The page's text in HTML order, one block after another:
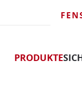
PRODUKTE